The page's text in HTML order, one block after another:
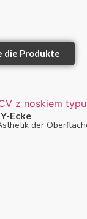
die Produkte
Ecke
der